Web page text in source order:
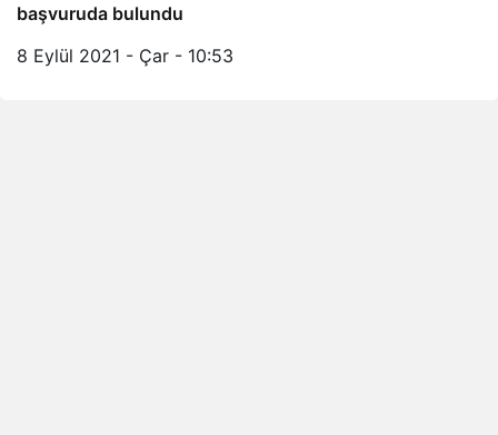
başvuruda bulundu
8 Eylül 2021 - Çar - 10:53